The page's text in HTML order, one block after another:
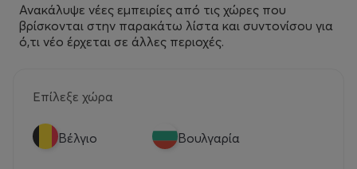
Ανακάλυψε νέες εμπειρίες από τις χώρες που
βρίσκονται στην παρακάτω λίστα και συντονίσου για
ό,τι νέο έρχεται σε άλλες περιοχές.
Επίλεξε χώρα
Βέλγιο Βουλγαρία